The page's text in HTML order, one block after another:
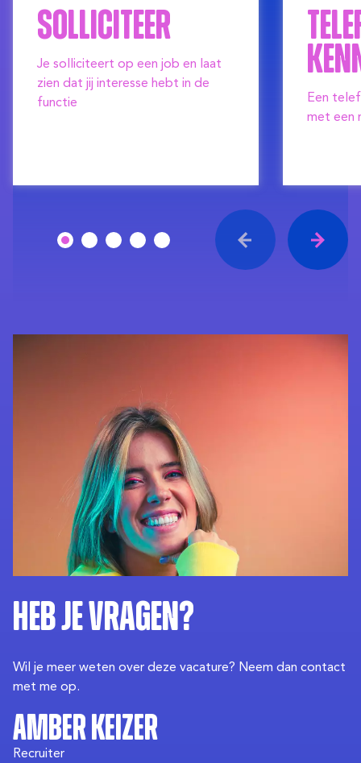
Solliciteer
Je solliciteert op een job en laat
zien dat jij interesse hebt in de
functie
Een
met een
Heb je vragen?
Wil je meer weten over deze vacature? Neem dan contact
met me op.
Amber Keizer
Recruiter